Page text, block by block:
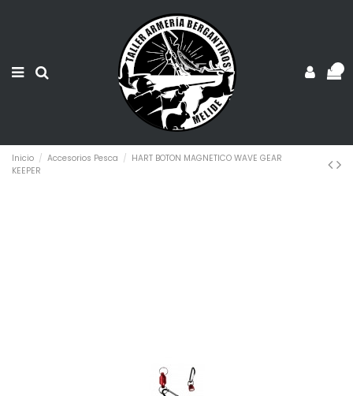
Inicio Accesorios Pesca
HART BOTON MAGNETICO WAVE GEAR
KEEPER